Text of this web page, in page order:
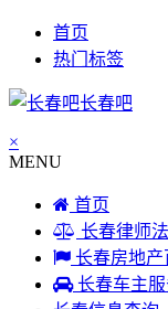
首页
热门标签
长春吧
×
MENU
首页
长春律师
长春房地产
长春车主